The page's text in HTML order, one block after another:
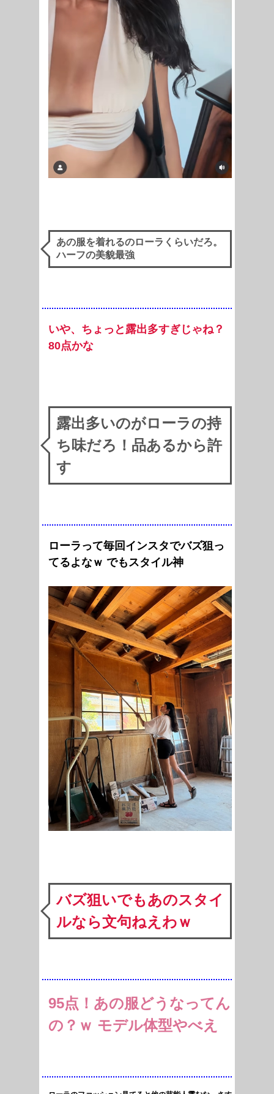
あの服を着れるのローラくらいだろ。
ハーフの美貌最強
いや、ちょっと露出多すぎじゃね？
80点かな
露出多いのがローラの持
ち味だろ！品あるから許
す
ローラって毎回インスタでバズ狙っ
てるよなｗ でもスタイル神
バズ狙いでもあのスタイ
ルなら文句ねえわｗ
95点！あの服どうなってん
の？ｗ モデル体型やべえ